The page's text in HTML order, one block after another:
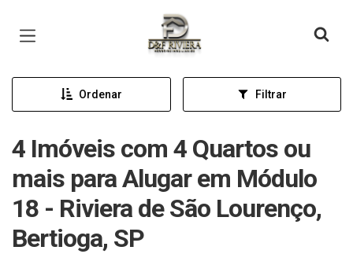
Página inicial
Ordenar Filtrar
4 Imóveis com 4 Quartos ou
mais para Alugar em Módulo
18 - Riviera de São Lourenço,
Bertioga, SP